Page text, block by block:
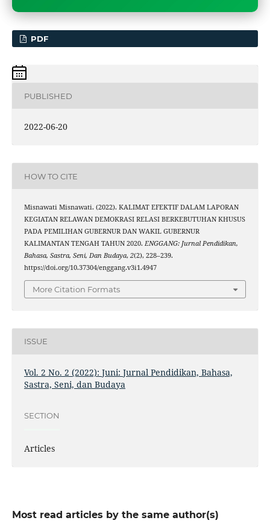
PDF
PUBLISHED
2022-06-20
HOW TO CITE
Misnawati Misnawati. (2022). KALIMAT EFEKTIF DALAM LAPORAN
KEGIATAN RELAWAN DEMOKRASI RELASI BERKEBUTUHAN KHUSUS
PADA PEMILIHAN GUBERNUR DAN WAKIL GUBERNUR
KALIMANTAN TENGAH TAHUN 2020. ENGGANG: Jurnal Pendidikan,
Bahasa, Sastra, Seni, Dan Budaya, 2(2), 228–239.
https://doi.org/10.37304/enggang.v3i1.4947
More Citation Formats
ISSUE
Vol. 2 No. 2 (2022): Juni: Jurnal Pendidikan, Bahasa,
Sastra, Seni, dan Budaya
SECTION
Articles
Most read articles by the same author(s)